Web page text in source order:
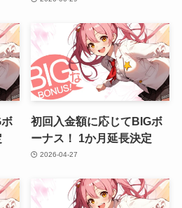
初回入金額に応じてBIGボ
ーナス！ 1か月延長決定
2026-04-27